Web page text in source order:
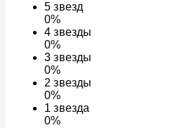
5звезд
0%
4звезды
0%
3звезды
0%
2звезды
0%
1звезда
0%